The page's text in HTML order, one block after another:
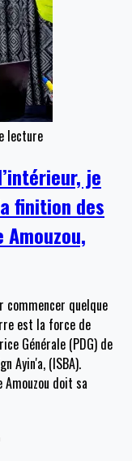
lecture
je
finition des
quelque
est la force de
Générale (PDG) de
Ayin'a, (ISBA).
doit sa